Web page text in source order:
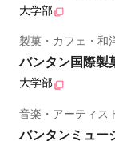
大学部
製菓・カフェ・和
バンタン国際製
大学部
音楽・アーティス
バンタンミュー